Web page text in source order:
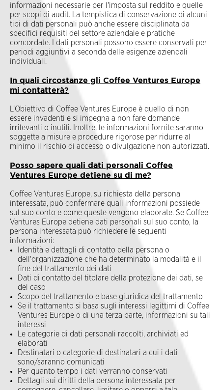
informazioni necessarie per l'imposta sul reddito e quelle
per scopi di audit. La tempistica di conservazione di alcuni
tipi di dati personali può anche essere disciplinata da
specifici requisiti del settore aziendale e pratiche
concordate. I dati personali possono essere conservati per
periodi aggiuntivi a seconda delle esigenze aziendali
individuali.
In quali circostanze gli Coffee Ventures Europe
mi contatterà?
L’Obiettivo di Coffee Ventures Europe è quello di non
essere invadenti e si impegna a non fare domande
irrilevanti o inutili. Inoltre, le informazioni fornite saranno
soggette a misure e procedure rigorose per ridurre al
minimo il rischio di accesso o divulgazione non autorizzati.
Posso sapere quali dati personali Coffee
Ventures Europe detiene su di me?
Coffee Ventures Europe, su richiesta della persona
interessata, può confermare quali informazioni possiede
sul suo conto e come queste vengono elaborate. Se Coffee
Ventures Europe detiene dati personali sul suo conto, la
persona interessata può richiedere le seguenti
informazioni:
Identità e dettagli di contatto della persona o
dell'organizzazione che ha determinato la modalità e il
fine del trattamento dei dati
Dati di contatto del titolare della protezione dei dati, se
del caso
Scopo del trattamento e base giuridica del trattamento
Se il trattamento si basa sugli interessi legittimi di Coffee
Ventures Europe o di una terza parte, informazioni su tali
interessi
Le categorie di dati personali raccolti, archiviati ed
elaborati
Destinatari o categorie di destinatari a cui i dati
sono/saranno comunicati
Per quanto tempo i dati verranno conservati
Dettagli sui diritti della persona interessata per